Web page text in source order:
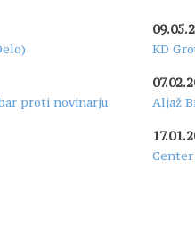
proti novinarju
KD
Aljaž
Center